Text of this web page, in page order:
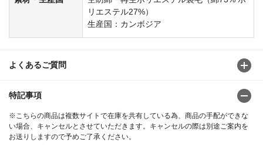
リエステル27%）
生産国：カンボジア
よくあるご質問
特記事項
※こちらの商品は複数サイトで在庫を共有している為、商品の手配ができな
い場合、キャンセルとさせていただきます。キャンセルの際は別途ご案内を
お送りしますので予めご了承ください。